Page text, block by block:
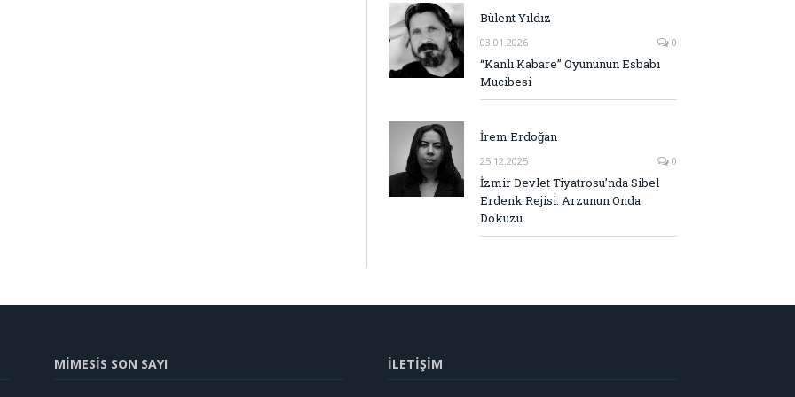
Bülent Yıldız
03.01.2026 0
“Kanlı Kabare” Oyununun Esbabı
Mucibesi
İrem Erdoğan
25.12.2025 0
İzmir Devlet Tiyatrosu’nda Sibel
Erdenk Rejisi: Arzunun Onda
Dokuzu
MİMESİS SON SAYI İLETİŞİM